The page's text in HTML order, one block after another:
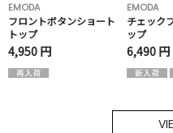
EMODA
フロントボタンショート
トップ
4,950 円
EMODA
チェック
ップ
6,490 円